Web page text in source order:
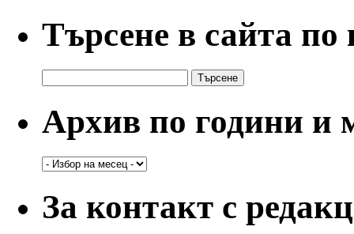
Търсене в сайта
за:
Архив по години и
Архив
и
месеци
За контакт с